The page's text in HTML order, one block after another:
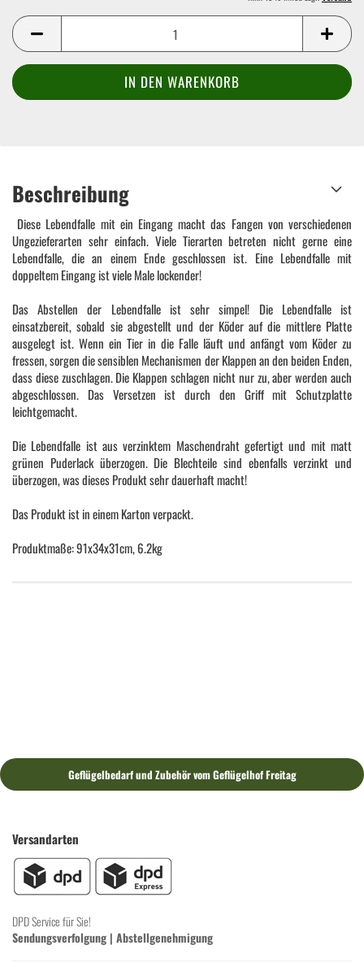
Beschreibung
Diese Lebendfalle mit ein Eingang macht das Fangen von verschiedenen
Ungezieferarten sehr einfach. Viele Tierarten betreten nicht gerne eine
Lebendfalle, die an einem Ende geschlossen ist. Eine Lebendfalle mit
doppeltem Eingang ist viele Male lockender!
Das Abstellen der Lebendfalle ist sehr simpel! Die Lebendfalle ist
einsatzbereit, sobald sie abgestellt und der Köder auf die mittlere Platte
ausgelegt ist. Wenn ein Tier in die Falle läuft und anfängt vom Köder zu
fressen, sorgen die sensiblen Mechanismen der Klappen an den beiden Enden,
dass diese zuschlagen. Die Klappen schlagen nicht nur zu, aber werden auch
abgeschlossen. Das Versetzen ist durch den Griff mit Schutzplatte
leichtgemacht.
Die Lebendfalle ist aus verzinktem Maschendraht gefertigt und mit matt
grünen Puderlack überzogen. Die Blechteile sind ebenfalls verzinkt und
überzogen, was dieses Produkt sehr dauerhaft macht!
Das Produkt ist in einem Karton verpackt.
Produktmaße: 91x34x31cm, 6.2kg
Geflügelbedarf und Zubehör vom Geflügelhof Freitag
Versandarten
DPD Service für Sie!
Sendungsverfolgung | Abstellgenehmigung